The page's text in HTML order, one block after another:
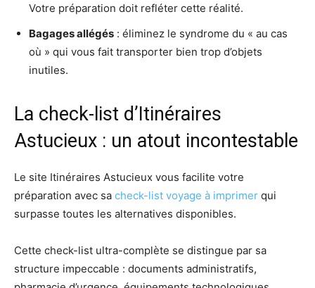
Votre préparation doit refléter cette réalité.
Bagages allégés : éliminez le syndrome du « au cas
où » qui vous fait transporter bien trop d’objets
inutiles.
La check-list d’Itinéraires
Astucieux : un atout incontestable
Le site Itinéraires Astucieux vous facilite votre
préparation avec sa check-list voyage à imprimer qui
surpasse toutes les alternatives disponibles.
Cette check-list ultra-complète se distingue par sa
structure impeccable : documents administratifs,